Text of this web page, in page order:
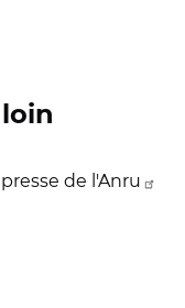
de l'Anru